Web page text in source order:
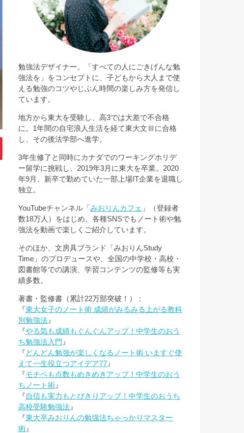
勉強法デザイナー。「すべての人にごきげんな勉
強法を」をコンセプトに、子どもから大人まで使
える勉強のコツやじぶん時間の楽しみ方を発信し
ています。
地方から東大を受験し、高3では大差で不合格
に。1年間の自宅浪人生活を経て東大文Ⅲに合格
し、その後法学部へ進学。
3年生修了と同時にカナダでのワーキングホリデ
ー留学に挑戦し、2019年3月に東大を卒業。2020
年9月、新卒で勤めていた一部上場IT企業を退職し
独立。
YouTubeチャンネル「 みおりんカフェ 」（登録者
数18万人）をはじめ、各種SNSでもノート術や勉
強法を動画で楽しくご紹介しています。
そのほか、文房具ブランド「みおりんStudy
Time」のプロデュースや、全国の中学校・高校・
図書館等での講演、学習コンテンツの監修等も実
績多数。
著書・監修書（累計22万部突破！）：
『東大女子のノート術 成績がみるみる上がる教科
別勉強法 』
『やる気も成績もぐんぐんアップ！中学生のおう
ち勉強法入門 』
『どんどん勉強が楽しくなるノート術 いますぐ使
えて一生役立つアイデア77 』
『モチベも点数もめきめきアップ！中学生のおう
ちノート術 』
『自信も実力もとびきりアップ！中学生のおうち
高校受験勉強法 』
『東大卒みおりんの勉強法ちゃっかりマスター
術 』